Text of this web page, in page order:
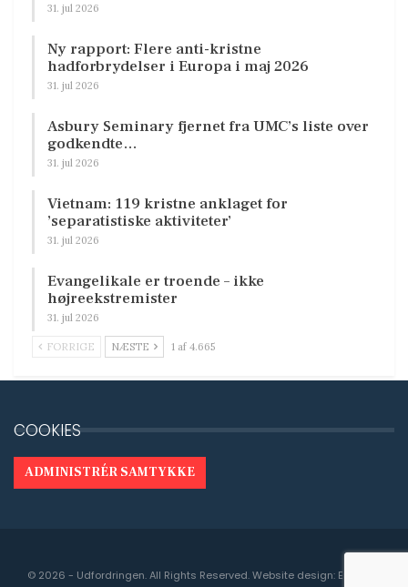
31. jul 2026
Ny rapport: Flere anti-kristne
hadforbrydelser i Europa i maj 2026
31. jul 2026
Asbury Seminary fjernet fra UMC’s liste over
godkendte…
31. jul 2026
Vietnam: 119 kristne anklaget for
’separatistiske aktiviteter’
31. jul 2026
Evangelikale er troende – ikke
højreekstremister
31. jul 2026
FORRIGE NÆSTE 1 af 4.665
COOKIES
ADMINISTRÉR SAMTYKKE
© 2026 - Udfordringen. All Rights Reserved.Website design: Engedal